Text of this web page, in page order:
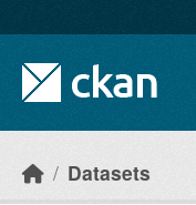
Datasets